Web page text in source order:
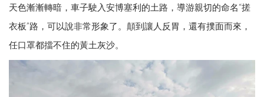
天色漸漸轉暗，車子駛入安博塞利的土路，導游親切的命名“搓
衣板”路，可以說非常形象了。顛到讓人反胃，還有撲面而來，
任口罩都擋不住的黃土灰沙。